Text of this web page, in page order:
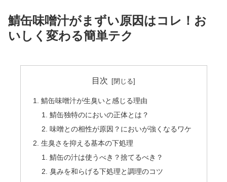
鯖缶味噌汁がまずい原因はコレ！お
いしく変わる簡単テク
目次
鯖缶味噌汁が生臭いと感じる理由
鯖缶独特のにおいの正体とは？
味噌との相性が原因？においが強くなるワケ
生臭さを抑える基本の下処理
鯖缶の汁は使うべき？捨てるべき？
臭みを和らげる下処理と調理のコツ